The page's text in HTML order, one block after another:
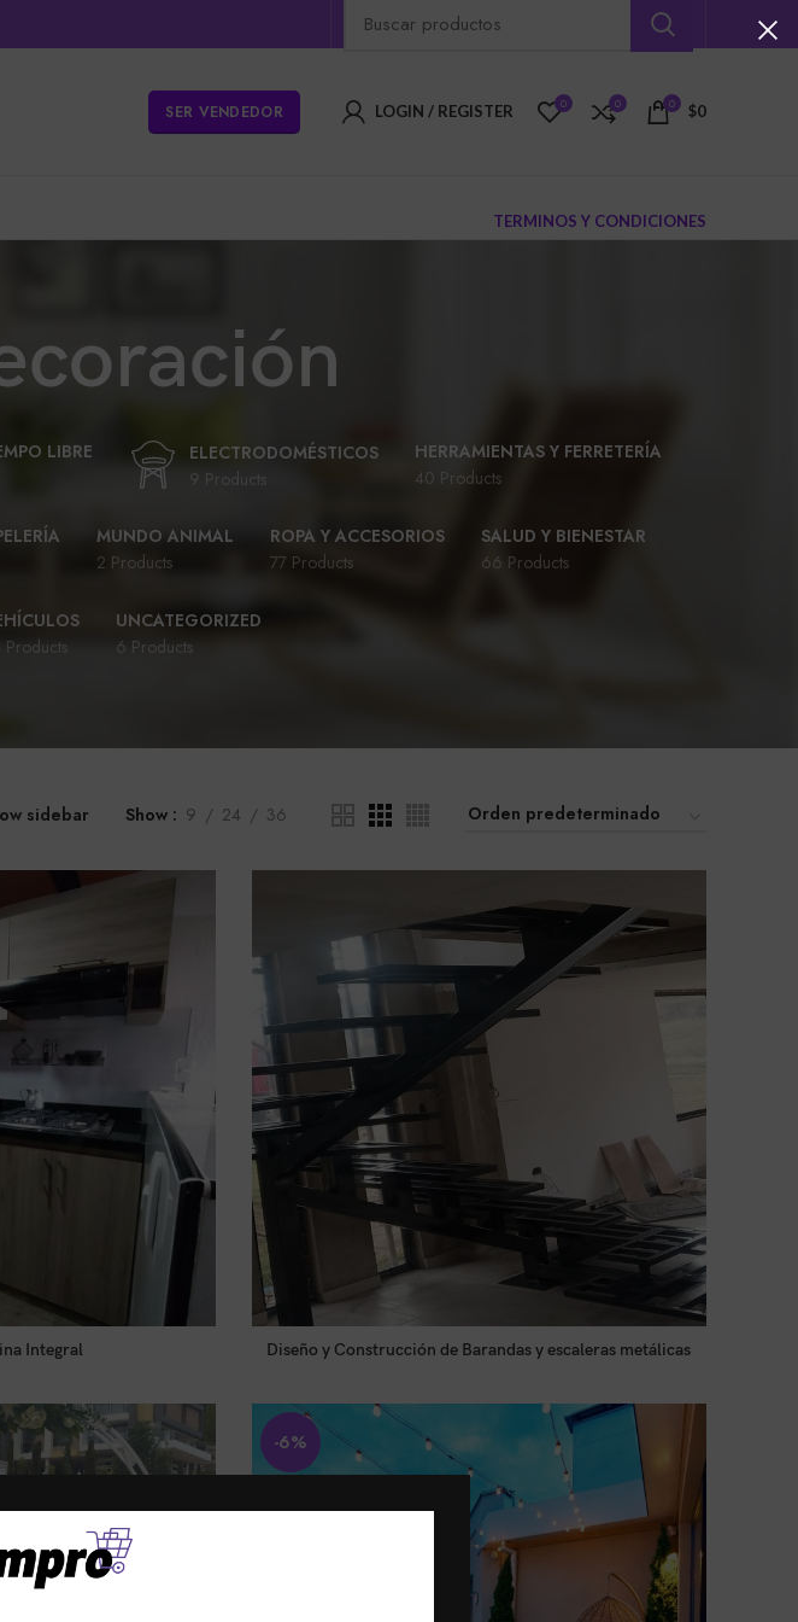
SER VENDEDOR LOGIN / REGISTER 0 0 0 $0
TERMINOS Y CONDICIONES
LIBRE
ELECTRODOMÉSTICOS
9 Products
HERRAMIENTAS Y FERRETERÍA
40 Products
MUNDO ANIMAL
2 Products
ROPA Y ACCESORIOS
77 Products
SALUD Y BIENESTAR
66 Products
Products
UNCATEGORIZED
6 Products
sidebar Show 9 24 36
Integral LEER MÁS
0
de
Diseño y Construcción de Barandas y escaleras metálicas
-6%